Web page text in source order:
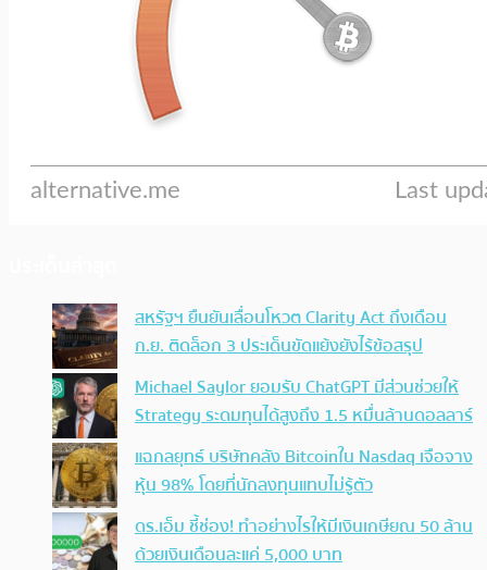
สหรัฐฯ ยืนยันเลื่อนโหวต Clarity Act ถึงเดือน
ก.ย. ติดล็อก 3 ประเด็นขัดแย้งยังไร้ข้อสรุป
Michael Saylor ยอมรับ ChatGPT มีส่วนช่วยให้
Strategy ระดมทุนได้สูงถึง 1.5 หมื่นล้านดอลลาร์
แฉกลยุทธ์ บริษัทคลัง Bitcoinใน Nasdaq เจือจาง
หุ้น 98% โดยที่นักลงทุนแทบไม่รู้ตัว
ดร.เอ็ม ชี้ช่อง! ทำอย่างไรให้มีเงินเกษียณ 50 ล้าน
ด้วยเงินเดือนละแค่ 5,000 บาท